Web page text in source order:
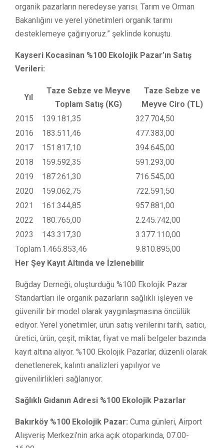
organik pazarların neredeyse yarısı. Tarım ve Orman
Bakanlığını ve yerel yönetimleri organik tarımı
desteklemeye çağırıyoruz.” şeklinde konuştu.
Kayseri Kocasinan %100 Ekolojik Pazar’ın Satış
Verileri:
Yıl
Taze Sebze ve Meyve
Toplam Satış (KG)
Taze Sebze ve
Meyve Ciro (TL)
2015
139.181,35
327.704,50
2016
183.511,46
477.383,00
2017
151.817,10
394.645,00
2018
159.592,35
591.293,00
2019
187.261,30
716.545,00
2020
159.062,75
722.591,50
2021
161.344,85
957.881,00
2022
180.765,00
2.245.742,00
2023
143.317,30
3.377.110,00
Toplam 1.465.853,46
9.810.895,00
Her Şey Kayıt Altında ve İzlenebilir
Buğday Derneği, oluşturduğu %100 Ekolojik Pazar
Standartları ile organik pazarların sağlıklı işleyen ve
güvenilir bir model olarak yaygınlaşmasına öncülük
ediyor. Yerel yönetimler, ürün satış verilerini tarih, satıcı,
üretici, ürün, çeşit, miktar, fiyat ve mali belgeler bazında
kayıt altına alıyor. %100 Ekolojik Pazarlar, düzenli olarak
denetlenerek, kalıntı analizleri yapılıyor ve
güvenilirlikleri sağlanıyor.
Sağlıklı Gıdanın Adresi %100 Ekolojik Pazarlar
Bakırköy %100 Ekolojik Pazar: Cuma günleri, Airport
Alışveriş Merkezi’nin arka açık otoparkında, 07.00-